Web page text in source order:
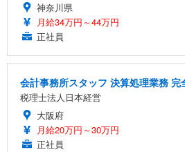
神奈川県
月給34万円～44万円
正社員
会計事務所スタッフ 決算処理業務
税理士法人日本経営
大阪府
月給20万円～30万円
正社員